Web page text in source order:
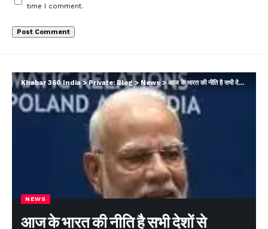
time I comment.
Khabar 360 India>Private: Blog >News >आज के भारत की नीति है सभी देशों से नजदीकी बनाओ
NEWS
आज के भारत की नीति है सभी देशों से